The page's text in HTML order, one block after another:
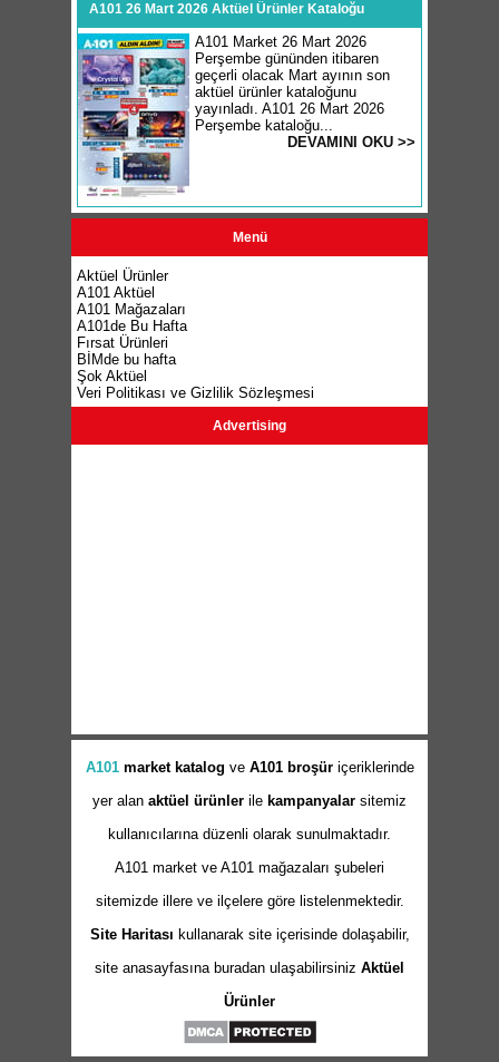
A101 26 Mart 2026 Aktüel Ürünler Kataloğu
A101 Market 26 Mart 2026
Perşembe gününden itibaren
geçerli olacak Mart ayının son
aktüel ürünler kataloğunu
yayınladı. A101 26 Mart 2026
Perşembe kataloğu...
DEVAMINI OKU >>
Menü
Aktüel Ürünler
A101 Aktüel
A101 Mağazaları
A101de Bu Hafta
Fırsat Ürünleri
BİMde bu hafta
Şok Aktüel
Veri Politikası ve Gizlilik Sözleşmesi
Advertising
A101 market katalog ve A101 broşüriçeriklerinde
yer alan aktüel ürünler ile kampanyalar sitemiz
kullanıcılarına düzenli olarak sunulmaktadır.
A101 market ve A101 mağazaları şubeleri
sitemizde illere ve ilçelere göre listelenmektedir.
Site Haritası kullanarak site içerisinde dolaşabilir,
site anasayfasına buradan ulaşabilirsiniz Aktüel
Ürünler